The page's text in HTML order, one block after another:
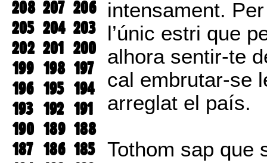
208 207 206
205 204 203
202 201 200
199 198 197
196 195 194
193 192 191
190 189 188
187 186 185
intensament.
l’únic estri que
alhora sentir-te
cal embrutar-se
arreglat el país.
Tothom sap que